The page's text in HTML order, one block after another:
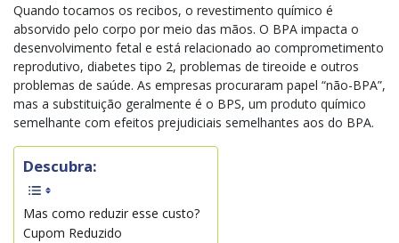
Quando tocamos os recibos, o revestimento químico é
absorvido pelo corpo por meio das mãos. O BPA impacta o
desenvolvimento fetal e está relacionado ao comprometimento
reprodutivo, diabetes tipo 2, problemas de tireoide e outros
problemas de saúde. As empresas procuraram papel “não-BPA”,
mas a substituição geralmente é o BPS, um produto químico
semelhante com efeitos prejudiciais semelhantes aos do BPA.
Descubra:
Mas como reduzir esse custo?
Cupom Reduzido